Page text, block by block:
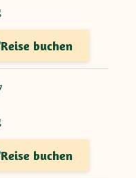
Reise buchen
Reise buchen